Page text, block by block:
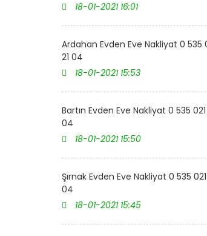
18-01-2021 16:01
Ardahan Evden Eve Nakliyat 0 535
21 04
18-01-2021 15:53
Bartın Evden Eve Nakliyat 0 535 021
04
18-01-2021 15:50
Şırnak Evden Eve Nakliyat 0 535 021
04
18-01-2021 15:45